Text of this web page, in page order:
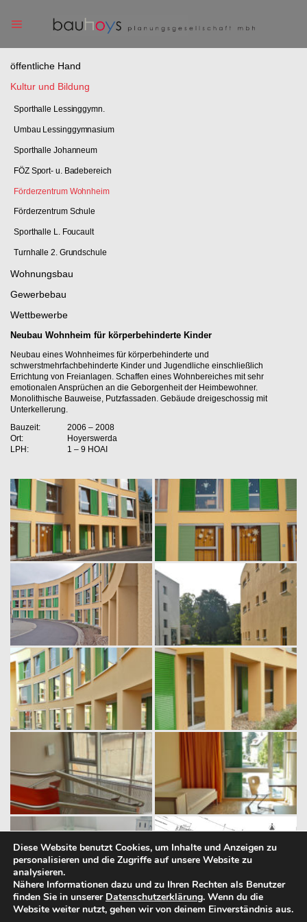
öffentliche Hand
Kultur und Bildung
Sporthalle Lessinggymn.
Umbau Lessinggymnasium
Sporthalle Johanneum
FÖZ Sport- u. Badebereich
Förderzentrum Wohnheim
Förderzentrum Schule
Sporthalle L. Foucault
Turnhalle 2. Grundschule
Wohnungsbau
Gewerbebau
Wettbewerbe
Neubau Wohnheim für körperbehinderte Kinder
Neubau eines Wohnheimes für körperbehinderte und
schwerstmehrfachbehinderte Kinder und Jugendliche einschließlich
Errichtung von Freianlagen. Schaffen eines Wohnbereiches mit sehr
emotionalen Ansprüchen an die Geborgenheit der Heimbewohner.
Monolithische Bauweise, Putzfassaden. Gebäude dreigeschossig mit
Unterkellerung.
Bauzeit:
Ort:
LPH:
2006 – 2008
Hoyerswerda
1 – 9 HOAI
Diese Website benutzt Cookies, um Inhalte und Anzeigen zu
personalisieren und die Zugriffe auf unsere Website zu
analysieren.
Nähere Informationen dazu und zu Ihren Rechten als Benutzer
finden Sie in unserer Datenschutzerklärung. Wenn du die
Website weiter nutzt, gehen wir von deinem Einverständnis aus.